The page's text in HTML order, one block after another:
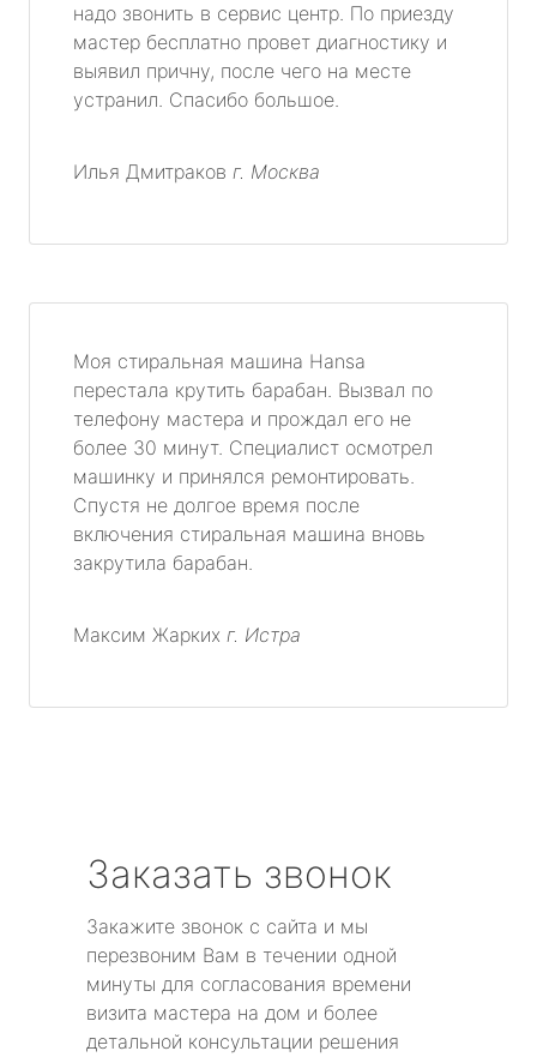
надо звонить в сервис центр. По приезду
мастер бесплатно провет диагностику и
выявил причну, после чего на месте
устранил. Спасибо большое.
Илья Дмитраков г. Москва
Моя стиральная машина Hansa
перестала крутить барабан. Вызвал по
телефону мастера и прождал его не
более 30 минут. Специалист осмотрел
машинку и принялся ремонтировать.
Спустя не долгое время после
включения стиральная машина вновь
закрутила барабан.
Максим Жарких г. Истра
Заказать звонок
Закажите звонок с сайта и мы
перезвоним Вам в течении одной
минуты для согласования времени
визита мастера на дом и более
детальной консультации решения